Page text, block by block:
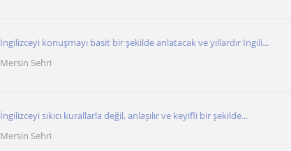
İngilizceyi konuşmayı basit bir şekilde anlatacak ve yıllardır İngili...
Mersin Sehri
İngilizceyi sıkıcı kurallarla değil, anlaşılır ve keyifli bir şekilde...
Mersin Sehri